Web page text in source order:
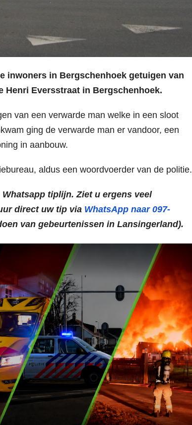
inwoners in Bergschenhoek getuigen van
Henri Eversstraat in Bergschenhoek.
van een verwarde man welke in een sloot
ging de verwarde man er vandoor, een
in aanbouw.
aldus een woordvoerder van de politie.
tiplijn. Ziet u ergens veel
direct uw tip via WhatsApp naar 097-
van gebeurtenissen in Lansingerland).